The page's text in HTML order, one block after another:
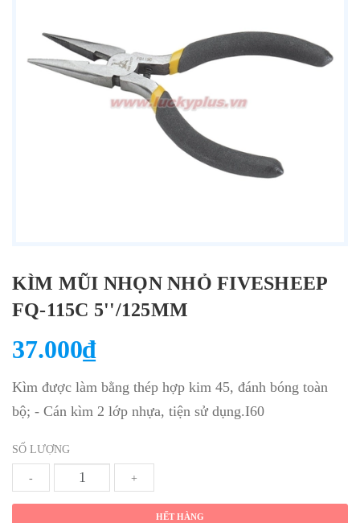
KÌM MŨI NHỌN NHỎ FIVESHEEP
FQ-115C 5''/125MM
37.000₫
Kìm được làm bằng thép hợp kim 45, đánh bóng toàn
bộ; - Cán kìm 2 lớp nhựa, tiện sử dụng.I60
SỐ LƯỢNG
- +
HẾT HÀNG